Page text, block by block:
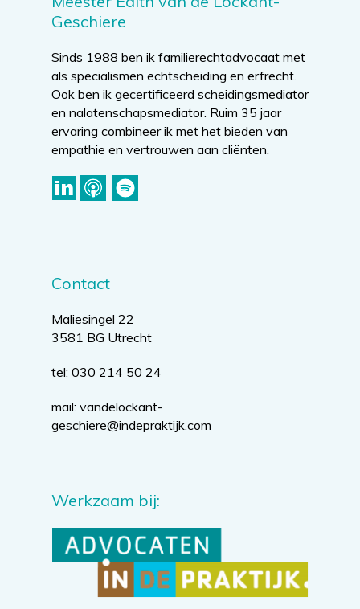
Geschiere
Sinds 1988 ben ik familierechtadvocaat met
als specialismen echtscheiding en erfrecht.
Ook ben ik gecertificeerd scheidingsmediator
en nalatenschapsmediator. Ruim 35 jaar
ervaring combineer ik met het bieden van
empathie en vertrouwen aan cliënten.
Contact
Maliesingel 22
3581 BG Utrecht
tel: 030 214 50 24
mail: vandelockant-
geschiere@indepraktijk.com
Werkzaam bij: